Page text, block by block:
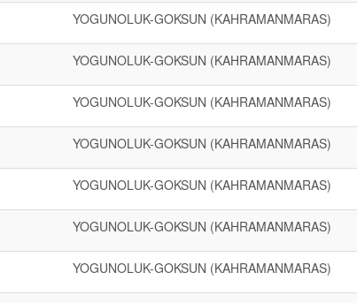
YOGUNOLUK-GOKSUN (KAHRAMANMARAS)
YOGUNOLUK-GOKSUN (KAHRAMANMARAS)
YOGUNOLUK-GOKSUN (KAHRAMANMARAS)
YOGUNOLUK-GOKSUN (KAHRAMANMARAS)
YOGUNOLUK-GOKSUN (KAHRAMANMARAS)
YOGUNOLUK-GOKSUN (KAHRAMANMARAS)
YOGUNOLUK-GOKSUN (KAHRAMANMARAS)